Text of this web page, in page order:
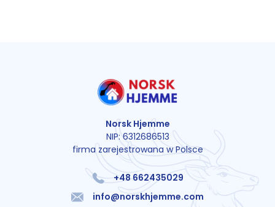
Norsk Hjemme
NIP: 6312686513
firma zarejestrowana w Polsce
+48 662435029
info@norskhjemme.com